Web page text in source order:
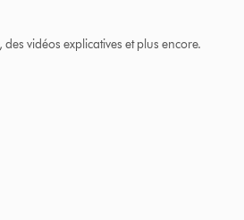
vidéos explicatives et plus encore.